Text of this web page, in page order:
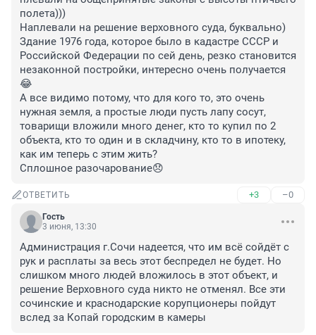
полета)))
Наплевали на решение верховного суда, буквально)
Здание 1976 года, которое было в кадастре СССР и
Российской Федерации по сей день, резко становится
незаконной постройки, интересно очень получается
😂
А все видимо потому, что для кого то, это очень
нужная земля, а простые люди пусть лапу сосут,
товарищи вложили много денег, кто то купил по 2
объекта, кто то один и в складчину, кто то в ипотеку,
как им теперь с этим жить?
Сплошное разочарование😞
ОТВЕТИТЬ +3 –0
Гость
3 июня, 13:30
Администрация г.Сочи надеется, что им всё сойдёт с
рук и расплаты за весь этот беспредел не будет. Но
слишком много людей вложилось в этот объект, и
решение Верховного суда никто не отменял. Все эти
сочинские и краснодарские корупционеры пойдут
вслед за Копай городским в камеры